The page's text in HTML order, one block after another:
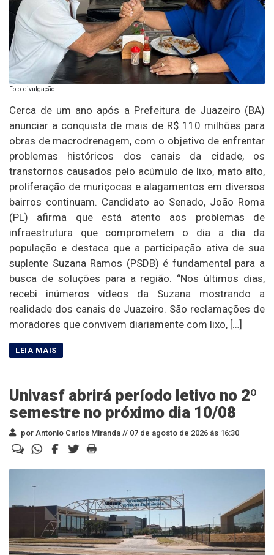
Foto: divulgação
Cerca de um ano após a Prefeitura de Juazeiro (BA)
anunciar a conquista de mais de R$ 110 milhões para
obras de macrodrenagem, com o objetivo de enfrentar
problemas históricos dos canais da cidade, os
transtornos causados pelo acúmulo de lixo, mato alto,
proliferação de muriçocas e alagamentos em diversos
bairros continuam. Candidato ao Senado, João Roma
(PL) afirma que está atento aos problemas de
infraestrutura que comprometem o dia a dia da
população e destaca que a participação ativa de sua
suplente Suzana Ramos (PSDB) é fundamental para a
busca de soluções para a região. “Nos últimos dias,
recebi inúmeros vídeos da Suzana mostrando a
realidade dos canais de Juazeiro. São reclamações de
moradores que convivem diariamente com lixo, […]
Univasf abrirá período letivo no 2º
semestre no próximo dia 10/08
por Antonio Carlos Miranda // 07 de agosto de 2026 às 16:30